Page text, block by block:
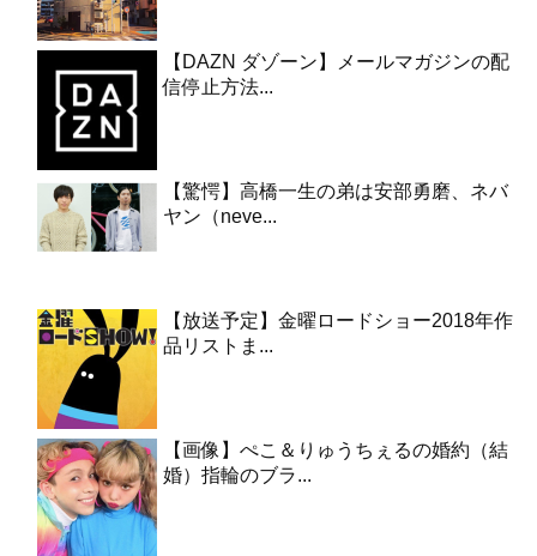
【DAZN ダゾーン】メールマガジンの配
信停止方法...
【驚愕】高橋一生の弟は安部勇磨、ネバ
ヤン（neve...
【放送予定】金曜ロードショー2018年作
品リストま...
【画像】ぺこ＆りゅうちぇるの婚約（結
婚）指輪のブラ...